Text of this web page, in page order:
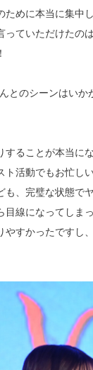
ために本当に集中
っていただけたの
とのシーンはいか
することが本当に
ト活動でもお忙し
も、完璧な状態で
目線になってしま
やすかったですし